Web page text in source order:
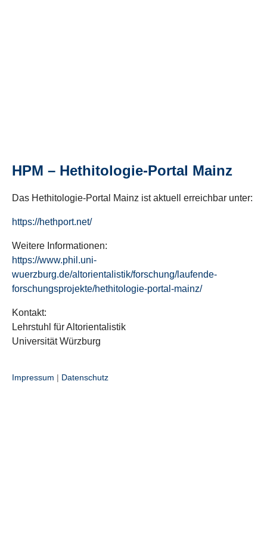
HPM – Hethitologie-Portal Mainz
Das Hethitologie-Portal Mainz ist aktuell erreichbar unter:
https://hethport.net/
Weitere Informationen:
https://www.phil.uni-
wuerzburg.de/altorientalistik/forschung/laufende-
forschungsprojekte/hethitologie-portal-mainz/
Kontakt:
Lehrstuhl für Altorientalistik
Universität Würzburg
Impressum | Datenschutz